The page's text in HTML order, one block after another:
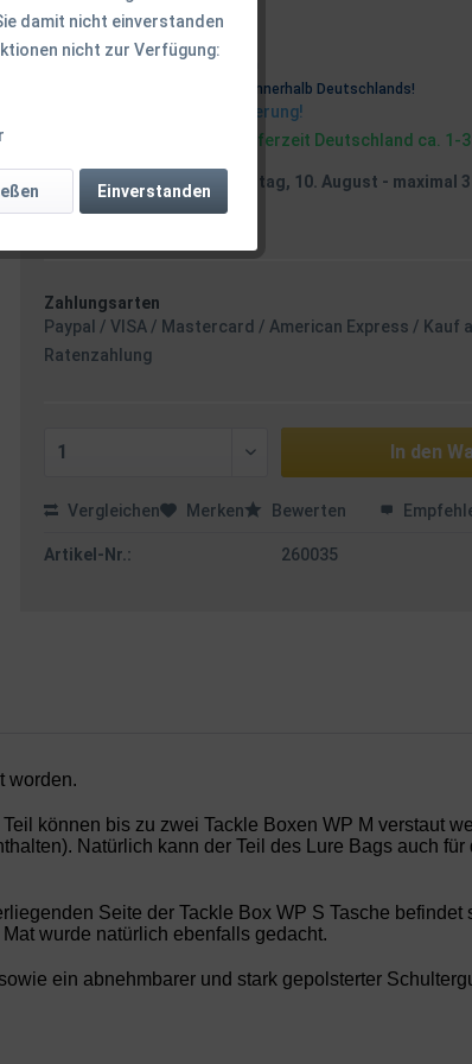
64,95 € *
zzgl. Versandkosten
innerhalb Deutschlands!
Versandkostenfreie Lieferung!
Sofort versandfertig, Lieferzeit Deutschland ca. 1-
Versand am Montag, 10. August - maximal
Zahlungsarten
Paypal / VISA / Mastercard / American Express / Kauf
Ratenzahlung
In den
Vergleichen Merken Bewerten
Artikel-Nr.: 260035
worden.
können bis zu zwei Tackle Boxen WP M verstaut
Natürlich kann der Teil des Lure Bags auch
Seite der Tackle Box WP S Tasche befindet
Mat wurde natürlich ebenfalls gedacht.
ein abnehmbarer und stark gepolsterter
damit nicht einverstanden
nicht zur Verfügung:
Einverstanden